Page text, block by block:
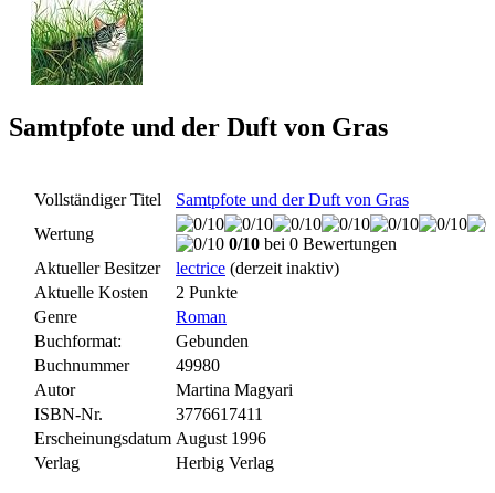
Samtpfote und der Duft von Gras
Vollständiger Titel
Samtpfote und der Duft von Gras
Wertung
0/10 bei 0 Bewertungen
Aktueller Besitzer
lectrice (derzeit inaktiv)
Aktuelle Kosten
2 Punkte
Genre
Roman
Buchformat:
Gebunden
Buchnummer
49980
Autor
Martina Magyari
ISBN-Nr.
3776617411
Erscheinungsdatum August 1996
Verlag
Herbig Verlag